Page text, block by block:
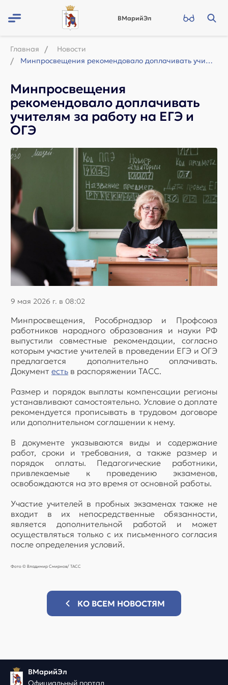
ВМарийЭл
Главная
Новости
Минпросвещения рекомендовало доплачивать учителям за работу на ЕГЭ и ОГЭ
Минпросвещения
рекомендовало доплачивать
учителям за работу на ЕГЭ и
ОГЭ
9 мая 2026 г. в 08:02
Минпросвещения, Рособрнадзор и Профсоюз
работников народного образования и науки РФ
выпустили совместные рекомендации, согласно
которым участие учителей в проведении ЕГЭ и ОГЭ
предлагается дополнительно оплачивать.
Документ есть в распоряжении ТАСС.
Размер и порядок выплаты компенсации регионы
устанавливают самостоятельно. Условие о доплате
рекомендуется прописывать в трудовом договоре
или дополнительном соглашении к нему.
В документе указываются виды и содержание
работ, сроки и требования, а также размер и
порядок оплаты. Педагогические работники,
привлекаемые к проведению экзаменов,
освобождаются на это время от основной работы.
Участие учителей в пробных экзаменах также не
входит в их непосредственные обязанности,
является дополнительной работой и может
осуществляться только с их письменного согласия
после определения условий.
Фото © Владимир Смирнов/ ТАСC
КО ВСЕМ НОВОСТЯМ
ВМарийЭл
Официальный портал